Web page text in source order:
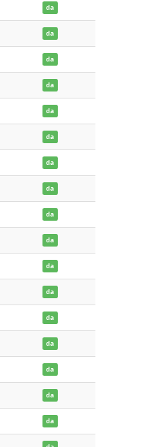
da
da
da
da
da
da
da
da
da
da
da
da
da
da
da
da
da